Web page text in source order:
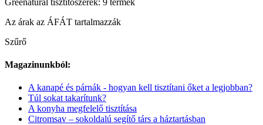
Az árak az ÁFÁT tartalmazzák
Szűrő
Magazinunkból:
A kanapé és párnák - hogyan kell tisztítani őket a legjobban?
Túl sokat takarítunk?
A konyha megfelelő tisztítása
Citromsav – sokoldalú segítő társ a háztartásban